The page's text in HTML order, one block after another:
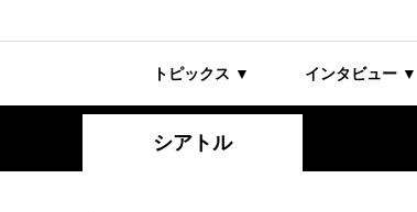
トピックス ▼ インタビュー ▼
シアトル